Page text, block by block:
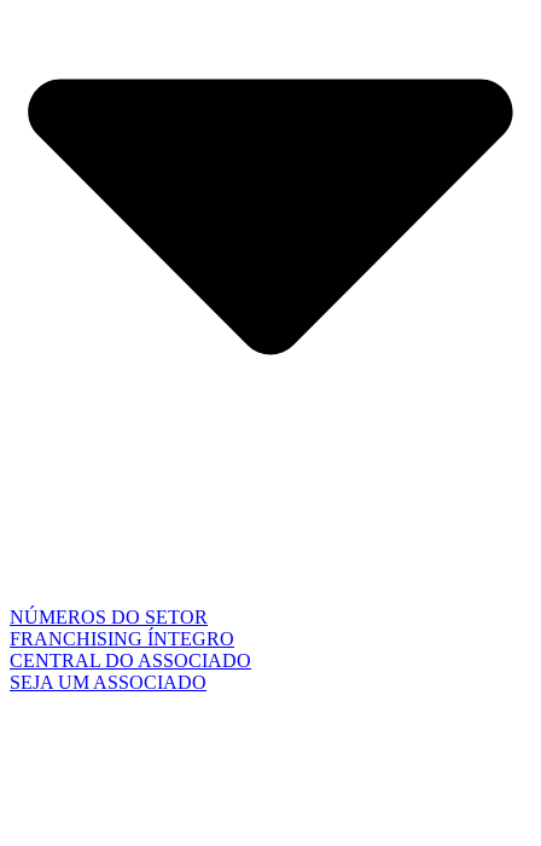
NÚMEROS DO SETOR
FRANCHISING ÍNTEGRO
CENTRAL DO ASSOCIADO
SEJA UM ASSOCIADO